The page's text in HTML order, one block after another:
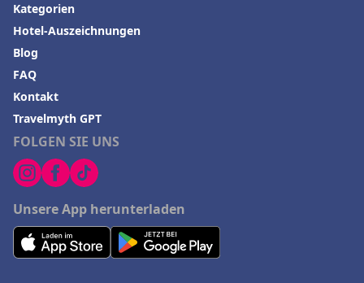
FOLGEN SIE UNS
Unsere App herunterladen
Kategorien
Hotel-Auszeichnungen
Blog
FAQ
Kontakt
Travelmyth GPT